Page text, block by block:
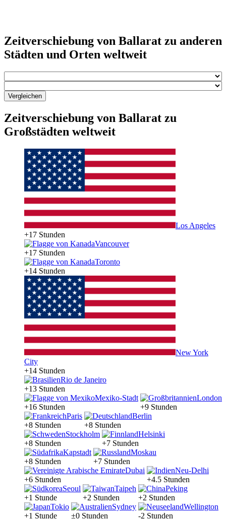
Zeitverschiebung von Ballarat zu anderen
Städten und Orten weltweit
Vergleichen
Zeitverschiebung von Ballarat zu
Großstädten weltweit
Los Angeles
+17 Stunden
Vancouver
+17 Stunden
Toronto
+14 Stunden
New York
City
+14 Stunden
Rio de Janeiro
+13 Stunden
Mexiko-Stadt
+16 Stunden
London
+9 Stunden
Paris
+8 Stunden
Berlin
+8 Stunden
Stockholm
+8 Stunden
Helsinki
+7 Stunden
Kapstadt
+8 Stunden
Moskau
+7 Stunden
Dubai
+6 Stunden
Neu-Delhi
+4.5 Stunden
Seoul
+1 Stunde
Taipeh
+2 Stunden
Peking
+2 Stunden
Tokio
+1 Stunde
Sydney
±0 Stunden
Wellington
-2 Stunden